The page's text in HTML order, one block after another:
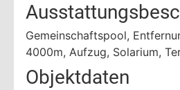
Gemeinschaftspool,
4000m, Aufzug, Solarium,
Objektdaten